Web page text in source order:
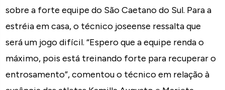
sobre a forte equipe do São Caetano do Sul. Para a
estréia em casa, o técnico joseense ressalta que
será um jogo difícil. “Espero que a equipe renda o
máximo, pois está treinando forte para recuperar o
entrosamento”, comentou o técnico em relação à